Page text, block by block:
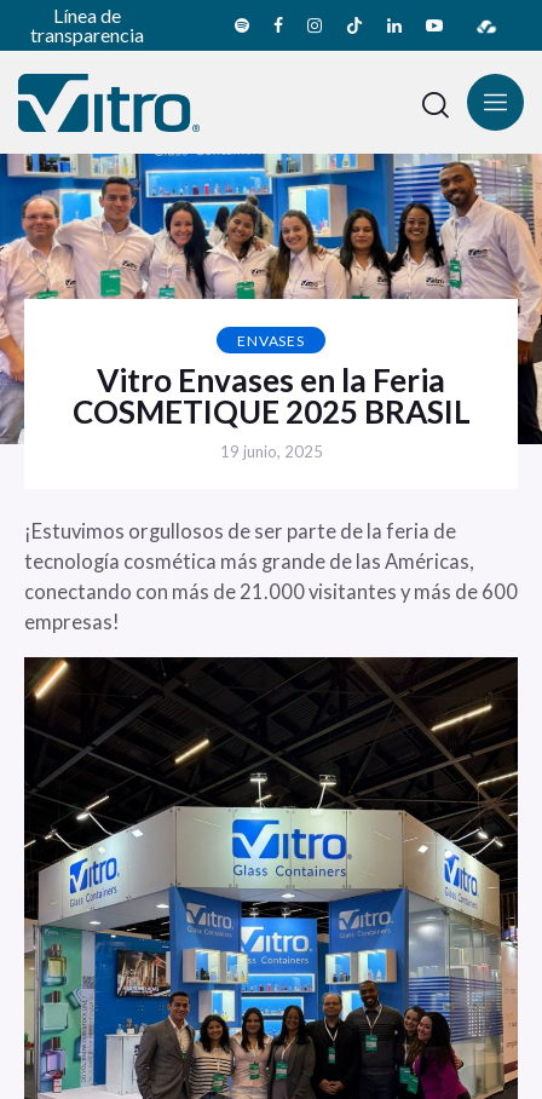
Línea de
transparencia
ENVASES
Vitro Envases en la Feria
COSMETIQUE 2025 BRASIL
19 junio, 2025
¡Estuvimos orgullosos de ser parte de la feria de
tecnología cosmética más grande de las Américas,
conectando con más de 21.000 visitantes y más de 600
empresas!